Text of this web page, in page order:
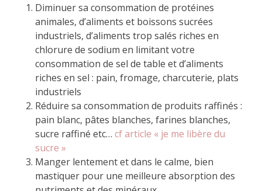
Diminuer sa consommation de protéines
animales, d’aliments et boissons sucrées
industriels, d’aliments trop salés riches en
chlorure de sodium en limitant votre
consommation de sel de table et d’aliments
riches en sel : pain, fromage, charcuterie, plats
industriels
Réduire sa consommation de produits raffinés :
pain blanc, pâtes blanches, farines blanches,
sucre raffiné etc… cf article « je me libère du
sucre »
Manger lentement et dans le calme, bien
mastiquer pour une meilleure absorption des